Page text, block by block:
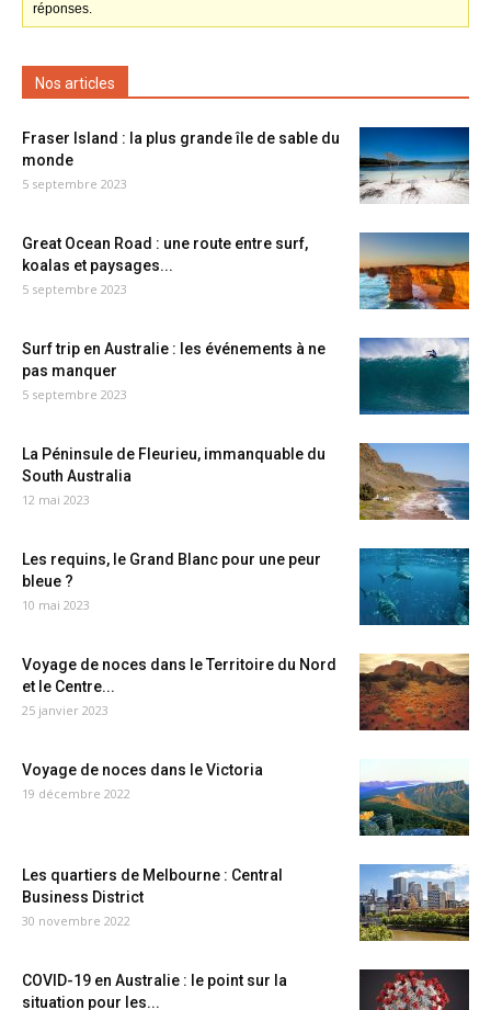
réponses.
Nos articles
Fraser Island : la plus grande île de sable du
monde
5 septembre 2023
Great Ocean Road : une route entre surf,
koalas et paysages...
5 septembre 2023
Surf trip en Australie : les événements à ne
pas manquer
5 septembre 2023
La Péninsule de Fleurieu, immanquable du
South Australia
12 mai 2023
Les requins, le Grand Blanc pour une peur
bleue ?
10 mai 2023
Voyage de noces dans le Territoire du Nord
et le Centre...
25 janvier 2023
Voyage de noces dans le Victoria
19 décembre 2022
Les quartiers de Melbourne : Central
Business District
30 novembre 2022
COVID-19 en Australie : le point sur la
situation pour les...